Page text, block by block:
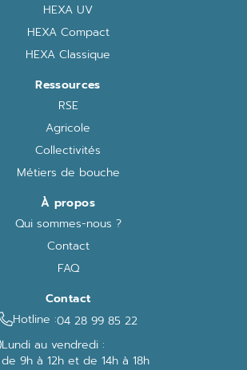
HEXA UV
HEXA Compact
HEXA Classique
Ressources
RSE
Agricole
Collectivités
Métiers de bouche
À propos
Qui sommes-nous ?
Contact
FAQ
Contact
Hotline :04 28 99 85 22
Lundi au vendredi :
de 9h à 12h et de 14h à 18h